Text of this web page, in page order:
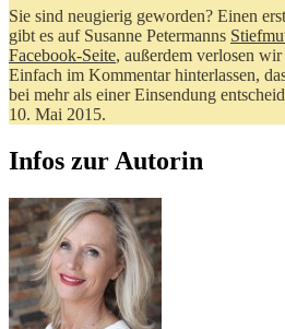
Sie sind neugierig geworden? Einen
gibt es auf Susanne Petermanns
Facebook-Seite, außerdem verlosen
Einfach im Kommentar hinterlassen,
bei mehr als einer Einsendung
10. Mai 2015.
Infos zur Autorin